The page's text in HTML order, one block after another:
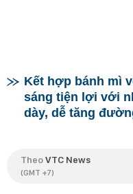
Kết hợp bánh mì
sáng tiện lợi với
dày, dễ tăng
TheoVTC News
(GMT +7)